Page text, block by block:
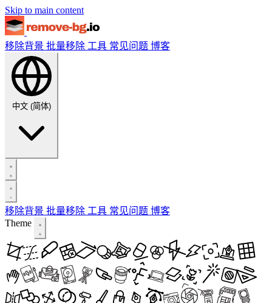
Skip to main content
移除背景 批量移除 工具 常见问题 博客
中文 (简体)
移除背景 批量移除 工具 常见问题 博客
Theme